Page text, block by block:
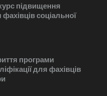
підвищення
фахівців соціальної
програми
для фахівців